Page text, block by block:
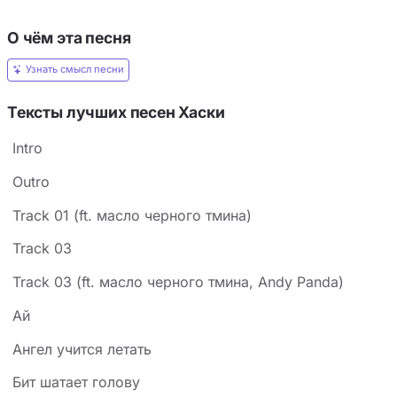
О чём эта песня
Узнать смысл песни
Тексты лучших песен Хаски
Intro
Outro
Track 01 (ft. масло черного тмина)
Track 03
Track 03 (ft. масло черного тмина, Andy Panda)
Ай
Ангел учится летать
Бит шатает голову